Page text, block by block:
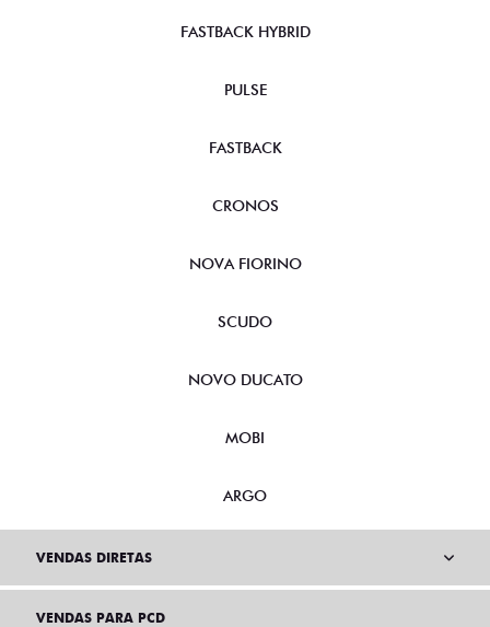
FASTBACK HYBRID
PULSE
FASTBACK
CRONOS
NOVA FIORINO
SCUDO
NOVO DUCATO
MOBI
ARGO
VENDAS DIRETAS
VENDAS PARA PCD